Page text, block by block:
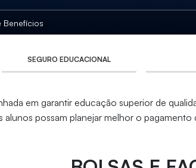
Benefícios
SEGURO EDUCACIONAL
em garantir educação superior de
alunos possam planejar melhor o